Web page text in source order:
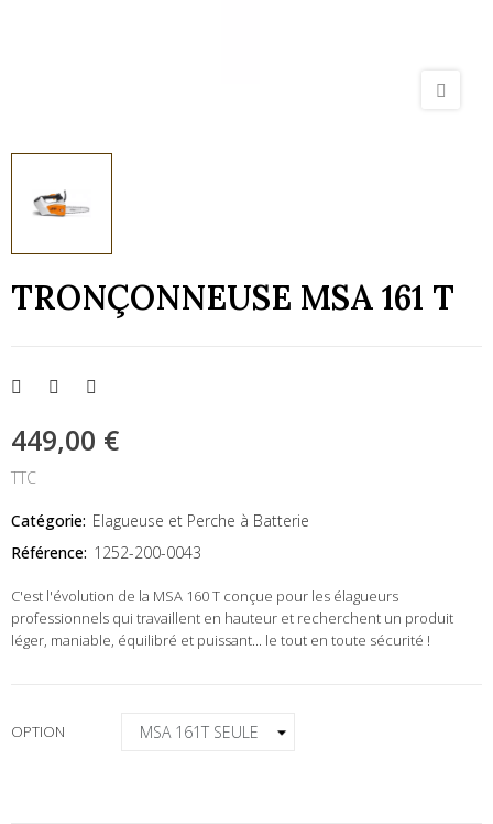
TRONÇONNEUSE MSA 161 T
449,00 €
TTC
Catégorie: Elagueuse et Perche à Batterie
Référence: 1252-200-0043
C'est l'évolution de la MSA 160 T conçue pour les élagueurs
professionnels qui travaillent en hauteur et recherchent un produit
léger, maniable, équilibré et puissant... le tout en toute sécurité !
OPTION